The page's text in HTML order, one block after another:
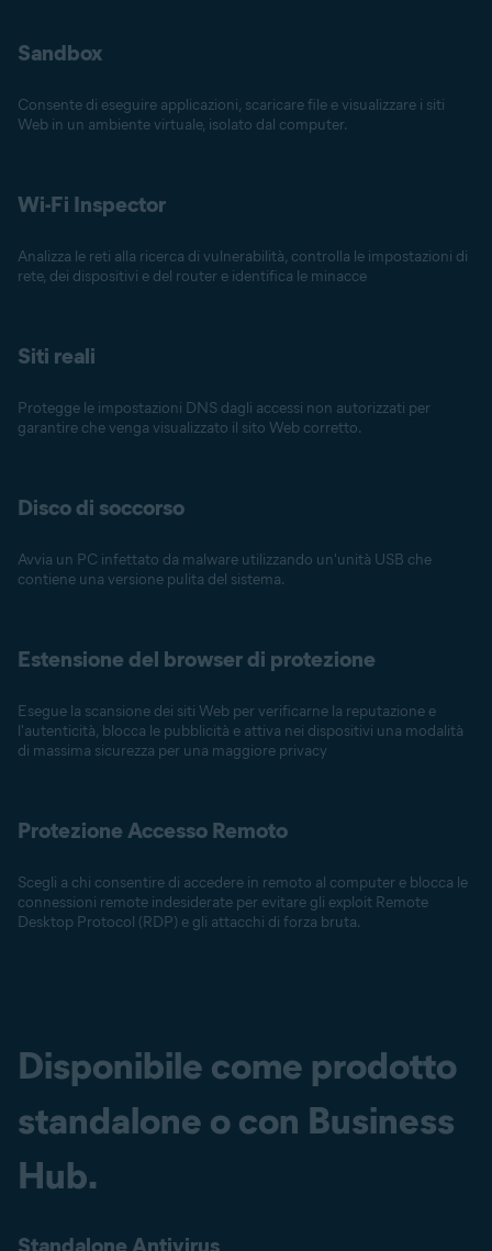
Sandbox
Consente di eseguire applicazioni, scaricare file e visualizzare i siti
Web in un ambiente virtuale, isolato dal computer.
Wi-Fi Inspector
Analizza le reti alla ricerca di vulnerabilità, controlla le impostazioni di
rete, dei dispositivi e del router e identifica le minacce
Siti reali
Protegge le impostazioni DNS dagli accessi non autorizzati per
garantire che venga visualizzato il sito Web corretto.
Disco di soccorso
Avvia un PC infettato da malware utilizzando un'unità USB che
contiene una versione pulita del sistema.
Estensione del browser di protezione
Esegue la scansione dei siti Web per verificarne la reputazione e
l'autenticità, blocca le pubblicità e attiva nei dispositivi una modalità
di massima sicurezza per una maggiore privacy
Protezione Accesso Remoto
Scegli a chi consentire di accedere in remoto al computer e blocca le
connessioni remote indesiderate per evitare gli exploit Remote
Desktop Protocol (RDP) e gli attacchi di forza bruta.
Disponibile come prodotto
standalone o con Business
Hub.
Standalone Antivirus